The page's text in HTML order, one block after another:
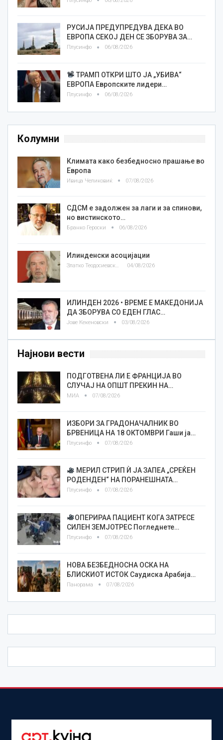
РУСИЈА ПРЕДУПРЕДУВА ДЕКА ВО
ЕВРОПА СЕКОЈ ДЕН СЕ ЗБОРУВА ЗА…
Плусинфо 06/08/2026
ТРАМП ОТКРИ ШТО ЈА „УБИВА“
ЕВРОПА Европските лидери…
Плусинфо 06/08/2026
Колумни
Климата како безбедносно прашање во
Европа
Ивица Челиковиќ 07/08/2026
СДСМ е задолжен за лаги и за спинови,
но вистинското…
Бранко Героски 06/08/2026
Илинденски асоцијации
Златко Теодосиевски 04/08/2026
ИЛИНДЕН 2026 • ВРЕМЕ Е МАКЕДОНИЈА
ДА ЗБОРУВА СО ЕДЕН ГЛАС…
Јове Кекеновски 03/08/2026
Најнови вести
ПОДГОТВЕНА ЛИ Е ФРАНЦИЈА ВО
СЛУЧАЈ НА ОПШТ ПРЕКИН НА…
МИА 07/08/2026
ИЗБОРИ ЗА ГРАДОНАЧАЛНИК ВО
БРВЕНИЦА НА 18 ОКТОМВРИ Гаши ја…
Плусинфо 07/08/2026
МЕРИЛ СТРИП Ѝ ЈА ЗАПЕА „СРЕЌЕН
РОДЕНДЕН“ НА ПОРАНЕШНАТА…
Плусинфо 07/08/2026
ОПЕРИРАА ПАЦИЕНТ КОГА ЗАТРЕСЕ
СИЛЕН ЗЕМЈОТРЕС Погледнете…
Плусинфо 07/08/2026
НОВА БЕЗБЕДНОСНА ОСКА НА
БЛИСКИОТ ИСТОК Саудиска Арабија…
Панорама 07/08/2026